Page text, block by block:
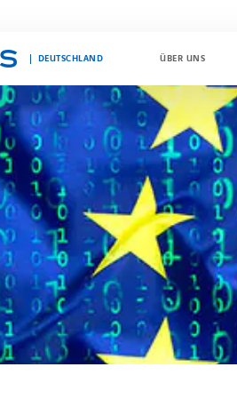
DEUTSCHLAND ÜBER UNS